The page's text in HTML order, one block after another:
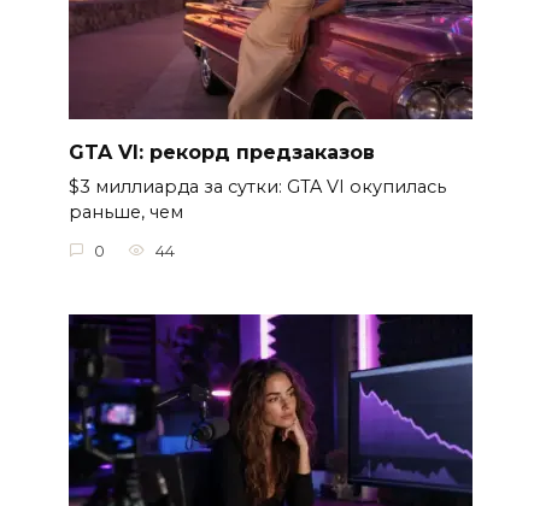
GTA VI: рекорд предзаказов
$3 миллиарда за сутки: GTA VI окупилась
раньше, чем
0 44